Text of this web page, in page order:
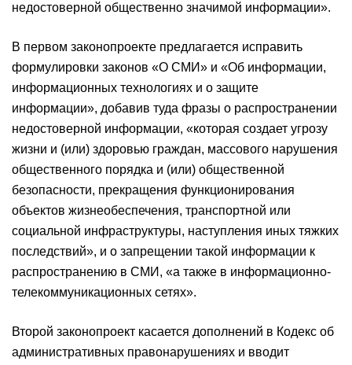
недостоверной общественно значимой информации».
В первом законопроекте предлагается исправить
формулировки законов «О СМИ» и «Об информации,
информационных технологиях и о защите
информации», добавив туда фразы о распространении
недостоверной информации, «которая создает угрозу
жизни и (или) здоровью граждан, массового нарушения
общественного порядка и (или) общественной
безопасности, прекращения функционирования
объектов жизнеобеспечения, транспортной или
социальной инфраструктуры, наступления иных тяжких
последствий», и о запрещении такой информации к
распространению в СМИ, «а также в информационно-
телекоммуникационных сетях».
Второй законопроект касается дополнений в Кодекс об
административных правонарушениях и вводит